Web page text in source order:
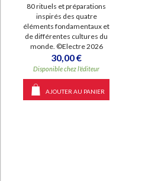
80 rituels et préparations
inspirés des quatre
éléments fondamentaux et
de différentes cultures du
monde. ©Electre 2026
30,00 €
Disponible chez l'éditeur
AJOUTER AU PANIER